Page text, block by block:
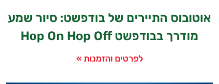
אוטובוס התיירים של בודפשט: סיור שמע
מודרך בבודפשט Hop On Hop Off
לפרטים והזמנות »